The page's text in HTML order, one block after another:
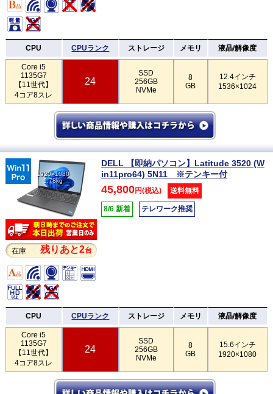
CPU CPUランク ストレージ メモリ 液晶/解像度
Core i5
1135G7
【11世代】
4コア8スレ
24
SSD
256GB
NVMe
8
GB
12.4インチ
1536×1024
1920×1080
1.78kg
在庫 残りあと2台
DELL 【即納パソコン】Latitude 3520 (W
in11pro64) 5N11 ※テンキー付
45,800円(税込) 送料無料
8/6 新着 テレワーク推奨
CPU CPUランク ストレージ メモリ 液晶/解像度
Core i5
1135G7
【11世代】
4コア8スレ
24
SSD
256GB
NVMe
8
GB
15.6インチ
1920×1080